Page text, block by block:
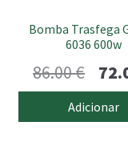
Bomba Trasfega
6036 600w
86.00€
O
Adicionar